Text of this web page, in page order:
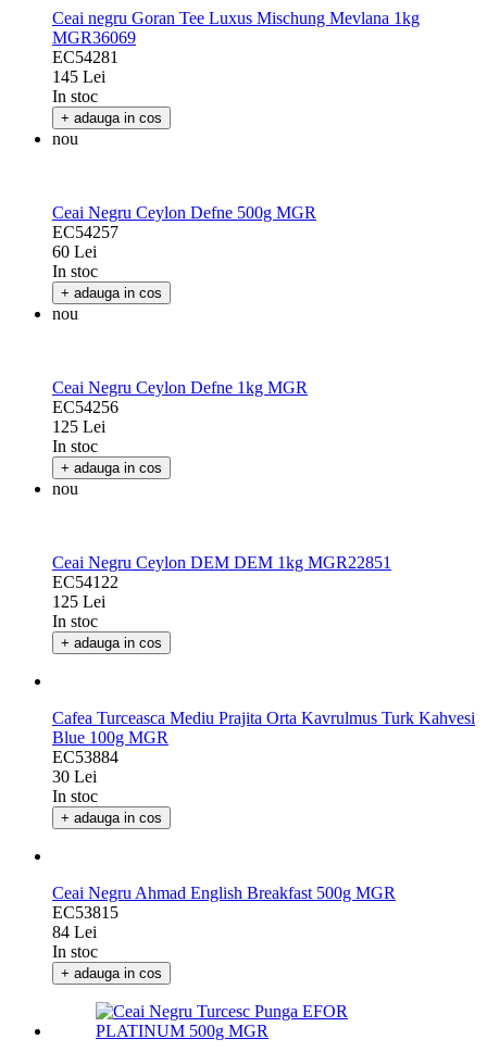
Ceai negru Goran Tee Luxus Mischung Mevlana 1kg
MGR36069
EC54281
145 Lei
In stoc
+ adauga in cos
nou
Ceai Negru Ceylon Defne 500g MGR
EC54257
60 Lei
In stoc
+ adauga in cos
nou
Ceai Negru Ceylon Defne 1kg MGR
EC54256
125 Lei
In stoc
+ adauga in cos
nou
Ceai Negru Ceylon DEM DEM 1kg MGR22851
EC54122
125 Lei
In stoc
+ adauga in cos
Cafea Turceasca Mediu Prajita Orta Kavrulmus Turk Kahvesi
Blue 100g MGR
EC53884
30 Lei
In stoc
+ adauga in cos
Ceai Negru Ahmad English Breakfast 500g MGR
EC53815
84 Lei
In stoc
+ adauga in cos